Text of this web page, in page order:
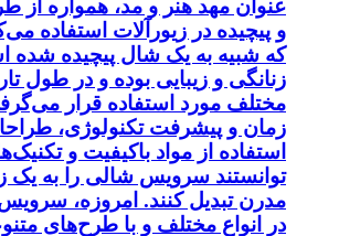
عنوان مهد هنر و مد، همواره
و پیچیده در زیورآلات استفاده
که شبیه به یک شال پیچیده شده
زنانگی و زیبایی بوده و در طول
مختلف مورد استفاده قرار
زمان و پیشرفت تکنولوژی، طراحان
استفاده از مواد باکیفیت و
توانستند سرویس شالی را به یک
مدرن تبدیل کنند. امروزه، سرویس
در انواع مختلف و با طرح‌های